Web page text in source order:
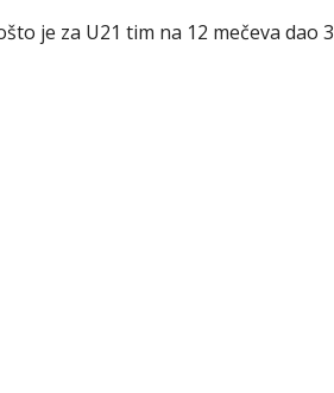
je za U21 tim na 12 mečeva dao 3